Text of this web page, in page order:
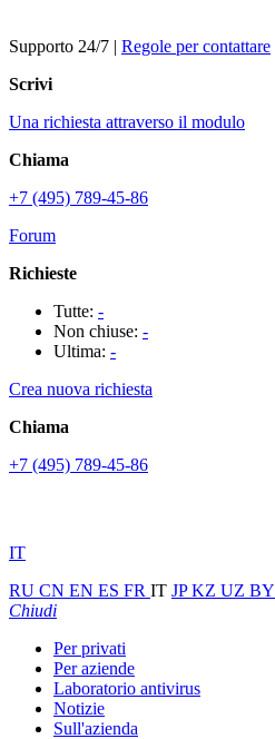
Supporto 24/7 | Regole per contattare
Scrivi
Una richiesta attraverso il modulo
Chiama
+7 (495) 789-45-86
Forum
Richieste
Tutte: -
Non chiuse: -
Ultima: -
Crea nuova richiesta
Chiama
+7 (495) 789-45-86
IT
RU CN EN ES FR IT JPKZ UZ BY
Chiudi
Per privati
Per aziende
Laboratorio antivirus
Notizie
Sull'azienda